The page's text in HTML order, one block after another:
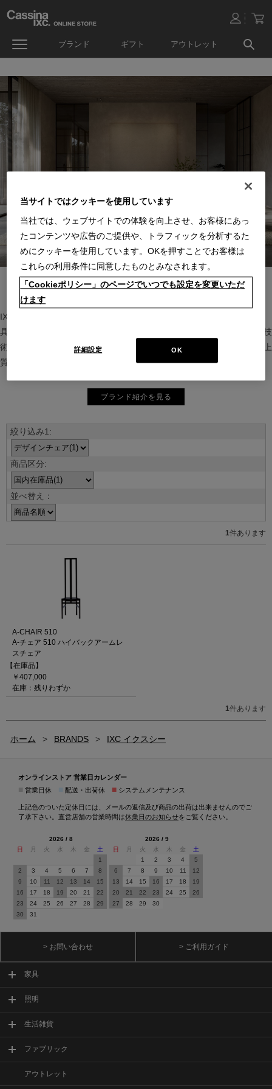
ブランド ギフト アウトレット
IXC（イクスシー）は、”Emotional Minimalism”を掲げるグローバル家
具ブランド。ヨーロッパの家具文化と日本の美意識を融合し、素材や技
術を活かした持続可能で洗練されたインテリアを提案。長く愛される上
質な暮らしを届けます。
ブランド紹介を見る
並べ替え：
1件あります
A-CHAIR 510
A-チェア 510 ハイバックアームレ
スチェア
【在庫品】
￥407,000
在庫：残りわずか
1件あります
ホーム > BRANDS > IXC イクスシー
オンラインストア 営業日カレンダー
営業日休 配送・出荷休 ■ システムメンテナンス
上記色のついた定休日には、メールの返信及び商品の出荷は出来ませんのでご
了承下さい。直営店舗の営業時間は休業日のお知らせをご覧ください。
2026 / 8
日
月 火 水 木 金
土
1
2
3 4 5 6 7
8
9
10 11 12 13 14
15
16
17 18 19 20 21
22
23
24 25 26 27 28
29
30
31
2026 / 9
日
月 火 水 木 金
土
1
2 3 4
5
6
7 8 9 10 11
12
13
14 15 16 17 18
19
20
21 22 23 24 25
26
27
28 29 30
> お問い合わせ > ご利用ガイド
家具
照明
生活雑貨
ファブリック
アウトレット
当サイトではクッキーを使用しています
当社では、ウェブサイトでの体験を向上させ、お客様にあっ
たコンテンツや広告のご提供や、トラフィックを分析するた
めにクッキーを使用しています。OKを押すことでお客様は
これらの利用条件に同意したものとみなされます。
「Cookieポリシー」のページでいつでも設定を変更いただ
けます
OK
詳細設定